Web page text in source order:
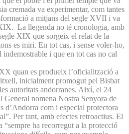
cremada va experimentar, com tantes
a mitjans del segle XVII i va
La llegenda no té cronologia, amb
XIX que sorgeix el relat de la
es miri. En tot cas, i sense voler-ho,
i que en tot cas no cal
quan es produeix l’oficialització a
inicialment promogut pel Bisbat
autoritats andorranes. Així, el 24
General nomena Nostra Senyora de
d’Andorra com i especial protectora
Per tant, amb efectes retroactius. El
ha recorregut a la protecció